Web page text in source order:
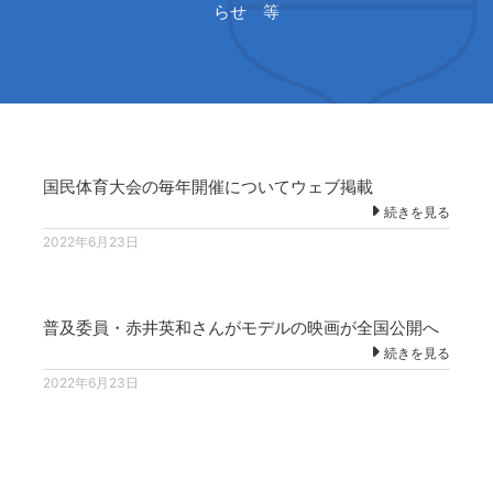
らせ 等
国民体育大会の毎年開催についてウェブ掲載
続きを見る
2022年6月23日
普及委員・赤井英和さんがモデルの映画が全国公開へ
続きを見る
2022年6月23日